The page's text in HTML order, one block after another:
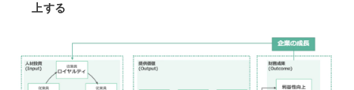
上する